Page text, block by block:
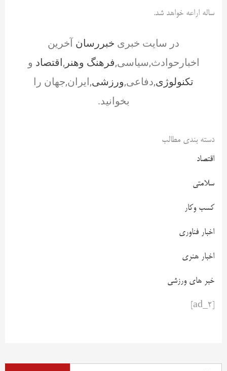
ساله اراعه خواهد شد.
در سایت خبری خبررسان آخرین
اخبارحوادث,سیاسی,فرهنگ وهنر ,اقتصاد و
تکنولوژی,دفاعی,ورزشی,ایران,جهان را
بخوانید.
دسته بندی مطالب
اقتصاد
سلامتی
کسب وکار
اخبار فناوری
اخبار هنری
خبر های ورزشی